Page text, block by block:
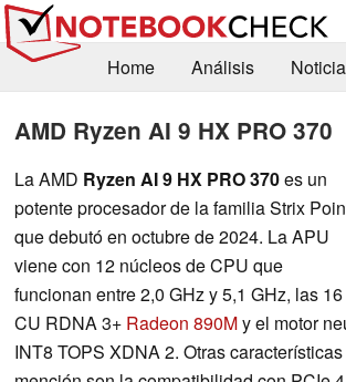
Home Análisis
Contacto
AMD Ryzen AI 9 HX PRO 370
La AMD Ryzen AI 9 HX PRO 370es un
potente procesador de la familia Strix
que debutó en octubre de 2024. La APU
viene con 12 núcleos de CPU que
funcionan entre 2,0 GHz y 5,1 GHz, las 16
CU RDNA 3+ Radeon 890My el motor
INT8 TOPS XDNA 2. Otras